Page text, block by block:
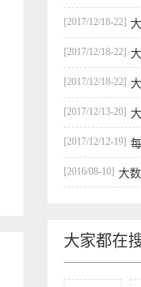
[2017/12/18-22]
[2017/12/18-22]
[2017/12/18-22]
[2017/12/13-20]
[2017/12/12-19]
[2016/08-10] 大
大家都在